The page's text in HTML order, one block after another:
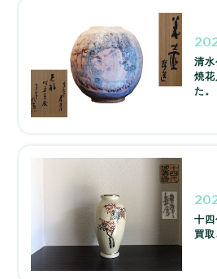
清
焼花
た。
十
買取